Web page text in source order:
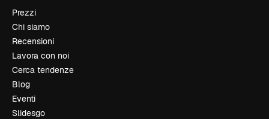
Prezzi
Chi siamo
Recensioni
Lavora con noi
Cerca tendenze
Blog
Eventi
Slidesgo